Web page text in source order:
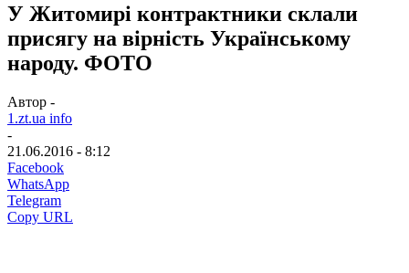
У Житомирі контрактники склали
присягу на вірність Українському
народу. ФОТО
Автор -
1.zt.ua info
-
21.06.2016 - 8:12
Facebook
WhatsApp
Telegram
Copy URL